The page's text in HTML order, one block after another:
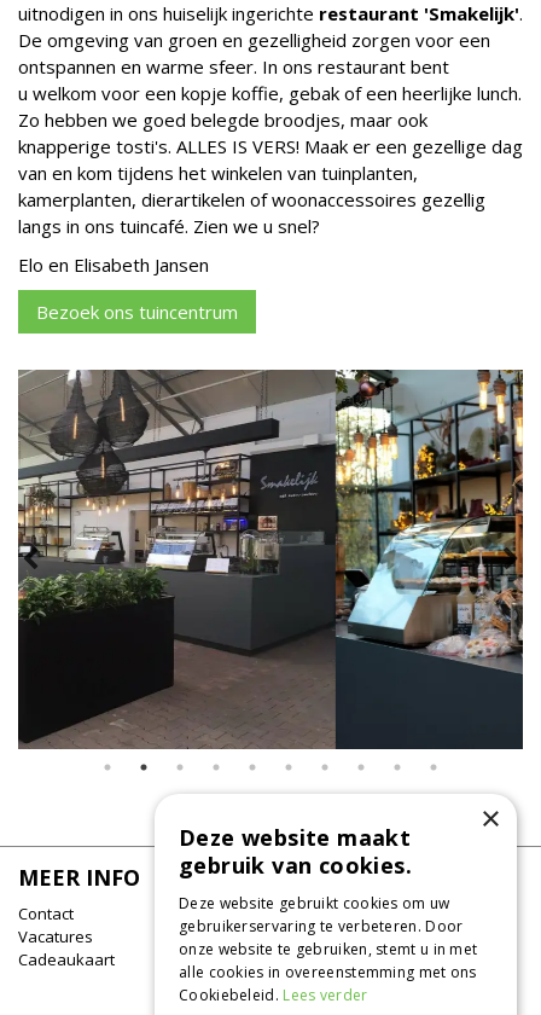
uitnodigen in ons huiselijk ingerichte restaurant 'Smakelijk'.
De omgeving van groen en gezelligheid zorgen voor een
ontspannen en warme sfeer. In ons restaurant bent
u welkom voor een kopje koffie, gebak of een heerlijke lunch.
Zo hebben we goed belegde broodjes, maar ook
knapperige tosti's. ALLES IS VERS! Maak er een gezellige dag
van en kom tijdens het winkelen van tuinplanten,
kamerplanten, dierartikelen of woonaccessoires gezellig
langs in ons tuincafé. Zien we u snel?
Elo en Elisabeth Jansen
Bezoek ons tuincentrum
MEER INFO
Contact
Vacatures
Cadeaukaart
×
Deze website maakt
gebruik van cookies.
Deze website gebruikt cookies om uw
gebruikerservaring te verbeteren. Door
onze website te gebruiken, stemt u in met
alle cookies in overeenstemming met ons
Cookiebeleid. Lees verder